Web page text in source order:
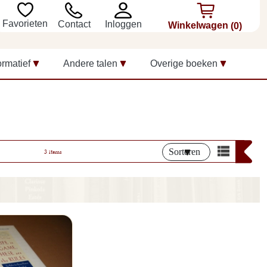
Favorieten Contact Inloggen Winkelwagen (0)
Andere talen Overige boeken
3 items Sorteren